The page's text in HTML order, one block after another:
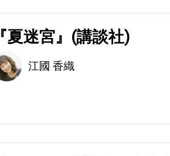
『夏迷宮』(講談社)
江國 香織